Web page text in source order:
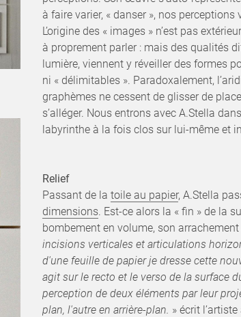
à faire varier, « danser », nos perceptions
L’origine des « images » n’est pas
à proprement parler : mais des qualités
lumière, viennent y réveiller des formes
ni « délimitables ». Paradoxalement,
graphèmes ne cessent de glisser de
s’alléger. Nous entrons avec A.Stella
labyrinthe à la fois clos sur lui-même et
Relief
Passant de la toile au papier, A.Stella
dimensions. Est-ce alors la « fin » de la
bombement en volume, son
incisions verticales et articulations
d'une feuille de papier je dresse cette
agit sur le recto et le verso de la surface
perception de deux éléments par leur
plan, l'autre en arrière-plan. » écrit